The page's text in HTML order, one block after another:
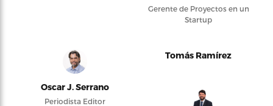
Gerente de Proyectos en un
Startup
Oscar J. Serrano
Periodista Editor
Tomás Ramírez